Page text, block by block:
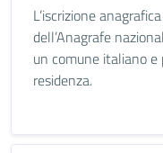
L’iscrizione
dell’Anagrafe
un comune italiano
residenza.